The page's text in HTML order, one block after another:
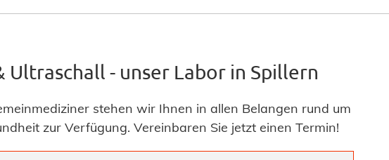
Ultraschall - unser Labor in Spillern
stehen wir Ihnen in allen Belangen rund um
zur Verfügung. Vereinbaren Sie jetzt einen Termin!